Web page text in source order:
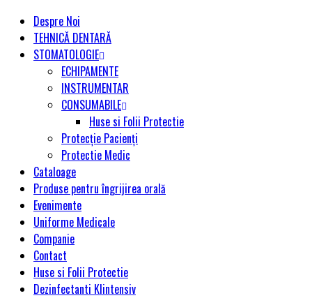
Despre Noi
TEHNICĂ DENTARĂ
STOMATOLOGIE
ECHIPAMENTE
INSTRUMENTAR
CONSUMABILE
Huse si Folii Protectie
Protecție Pacienți
Protectie Medic
Cataloage
Produse pentru îngrijirea orală
Evenimente
Uniforme Medicale
Companie
Contact
Huse si Folii Protectie
Dezinfectanti Klintensiv